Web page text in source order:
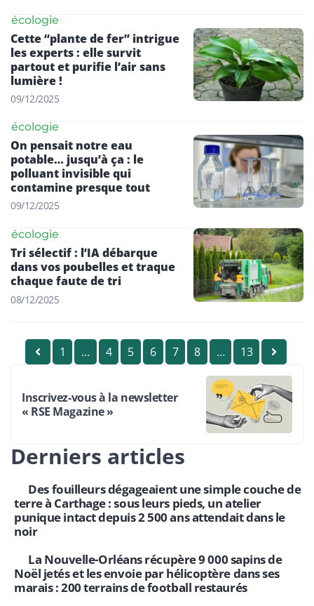
écologie
Cette “plante de fer” intrigue
les experts : elle survit
partout et purifie l’air sans
lumière !
09/12/2025
écologie
On pensait notre eau
potable… jusqu’à ça : le
polluant invisible qui
contamine presque tout
09/12/2025
écologie
Tri sélectif : l’IA débarque
dans vos poubelles et traque
chaque faute de tri
08/12/2025
1 … 4 5 6 7 8 … 13
Inscrivez-vous à la newsletter
« RSE Magazine »
Derniers articles
Des fouilleurs dégageaient une simple couche de
terre à Carthage : sous leurs pieds, un atelier
punique intact depuis 2 500 ans attendait dans le
noir
La Nouvelle-Orléans récupère 9 000 sapins de
Noël jetés et les envoie par hélicoptère dans ses
marais : 200 terrains de football restaurés